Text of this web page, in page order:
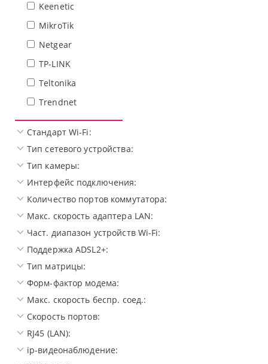
Keenetic
MikroTik
Netgear
TP-LINK
Teltonika
Trendnet
Стандарт Wi-Fi:
Тип сетевого устройства:
Тип камеры:
Интерфейс подключения:
Количество портов коммутатора:
Макс. скорость адаптера LAN:
Част. диапазон устройств Wi-Fi:
Поддержка ADSL2+:
Тип матрицы:
Форм-фактор модема:
Макс. скорость беспр. соед.:
Скорость портов:
RJ45 (LAN):
ip-видеонаблюдение: